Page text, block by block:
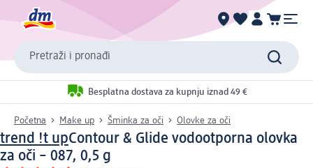
Pretraži i pronađi
Besplatna dostava za kupnju iznad 49 €
Početna Make up Šminka za oči Olovke za oči
trend !t upContour & Glide vodootporna olovka
za oči – 087, 0,5 g